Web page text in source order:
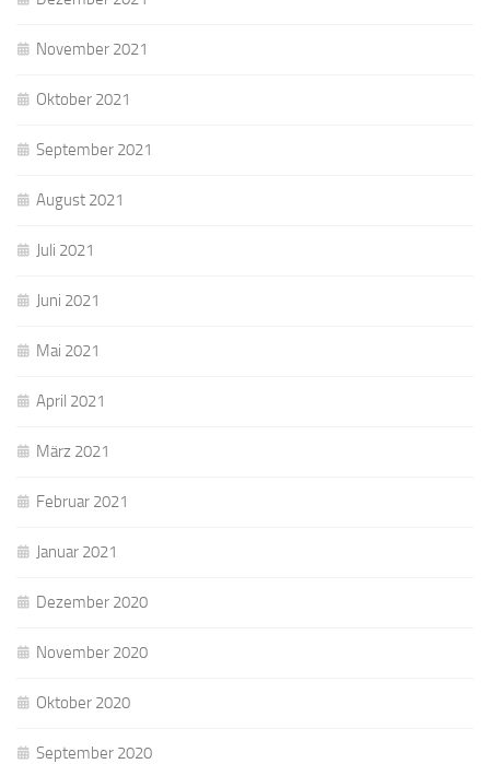
November 2021
Oktober 2021
September 2021
August 2021
Juli 2021
Juni 2021
Mai 2021
April 2021
März 2021
Februar 2021
Januar 2021
Dezember 2020
November 2020
Oktober 2020
September 2020